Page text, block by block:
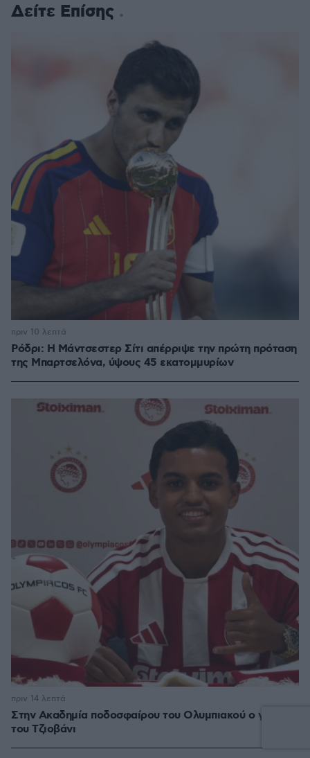
Δείτε Επίσης
Ρόδρι: Η Μάντσεστερ Σίτι απέρριψε την πρώτη πρόταση
της Μπαρτσελόνα, ύψους 45 εκατομμυρίων
πριν 10 λεπτά
Στην Ακαδημία ποδοσφαίρου του Ολυμπιακού ο γιος
του Τζιοβάνι
πριν 14 λεπτά